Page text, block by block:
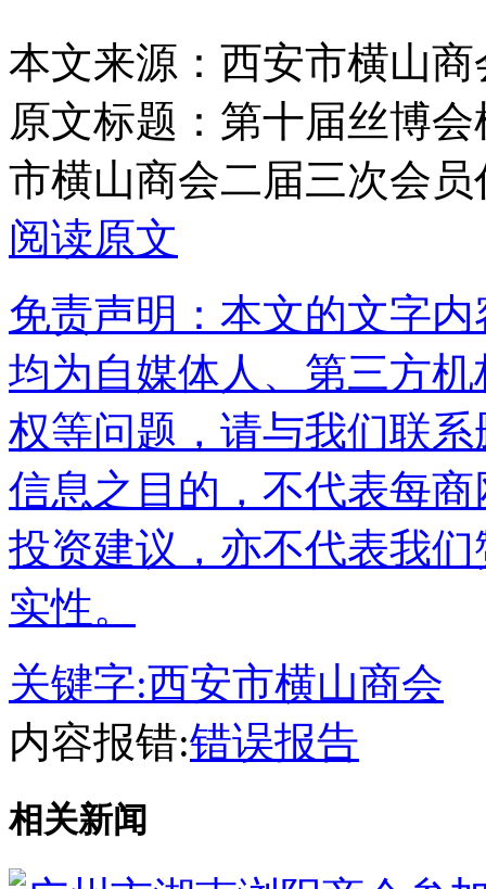
本文来源：西安市横山商
原文标题： 第十届丝博
市横山商会二届三次会
阅读原文
免责声明：本文的文字
均为自媒体人、第三方
权等问题，请与我们联
信息之目的，不代表每
投资建议，亦不代表我
实性。
关键字:西安市横山商会
内容报错:错误报告
相关新闻